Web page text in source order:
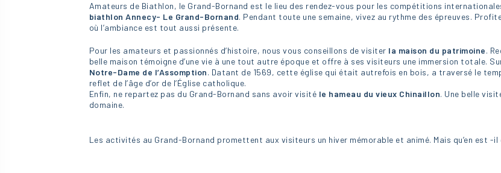
Amateurs de Biathlon, le Grand-Bornand est le lieu des rendez-vous pour les compétitions
biathlon Annecy- Le Grand-Bornand. Pendant toute une semaine, vivez au rythme des épreuves.
où l’ambiance est tout aussi présente.
Pour les amateurs et passionnés d’histoire, nous vous conseillons de visiter la maison du patrimoine.
belle maison témoigne d’une vie à une tout autre époque et offre à ses visiteurs une immersion totale.
Notre-Dame de l’Assomption. Datant de 1569, cette église qui était autrefois en bois, a traversé le
reflet de l’âge d’or de l’Église catholique.
Enfin, ne repartez pas du Grand-Bornand sans avoir visité le hameau du vieux Chinaillon. Une belle
domaine.
Les activités au Grand-Bornand promettent aux visiteurs un hiver mémorable et animé. Mais qu’en est